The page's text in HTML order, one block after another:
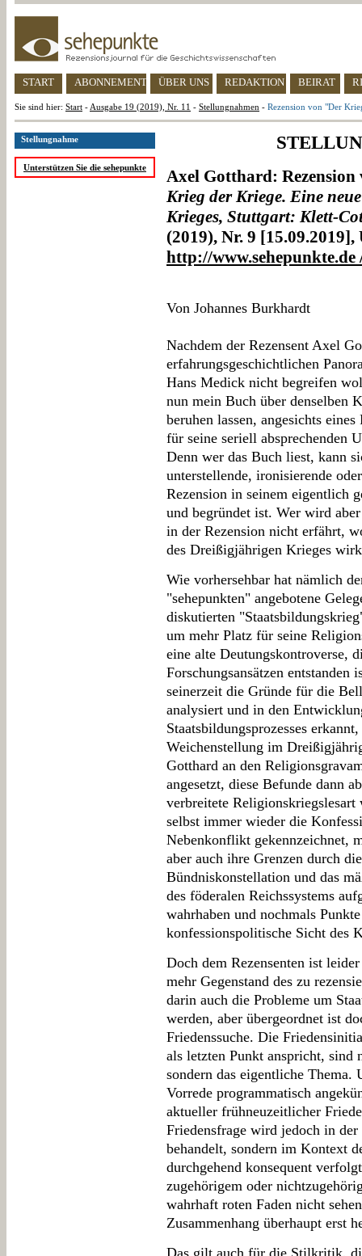
START ABONNEMENT ÜBER UNS REDAKTION BEIRAT
Sie sind hier: Start - Ausgabe 19 (2019), Nr. 11 - Stellungnahmen - Rezension von "Der
Stellungnahme
Unterstützen Sie die sehepunkte
Axel Gotthard:
Krieg der Kriege. Eine
Krieges, Stuttgart: Klett-
(2019), Nr. 9
http://
Von Johannes Burkhardt
Nachdem der Rezensent Axel
erfahrungsgeschichtlichen
Hans Medick nicht begreifen
nun mein Buch über denselben
beruhen lassen, angesichts
für seine seriell absprechenden
Denn wer das Buch liest, kann
unterstellende, ironisierende
Rezension in seinem eigentlich
und begründet ist. Wer wird
in der Rezension nicht erfährt,
des Dreißigjährigen Krieges
Wie vorhersehbar hat nämlich
"sehepunkten" angebotene
diskutierten
um mehr Platz für seine
eine alte Deutungskontroverse,
Forschungsansätzen entstanden
seinerzeit die Gründe für die
analysiert und in den
Staatsbildungsprozesses
Weichenstellung im
Gotthard an den
angesetzt, diese Befunde dann
verbreitete
selbst immer wieder die
Nebenkonflikt gekennzeichnet,
aber auch ihre Grenzen durch
Bündniskonstellation und das
des föderalen Reichssystems
wahrhaben und nochmals
konfessionspolitische Sicht des
Doch dem Rezensenten ist
mehr Gegenstand des zu
darin auch die Probleme um
werden, aber übergeordnet ist
Friedenssuche. Die
als letzten Punkt anspricht, sind
sondern das eigentliche Thema.
Vorrede programmatisch
aktueller frühneuzeitlicher
Friedensfrage wird jedoch in
behandelt, sondern im Kontext
durchgehend konsequent
zugehörigem oder
wahrhaft roten Faden nicht
Zusammenhang überhaupt erst